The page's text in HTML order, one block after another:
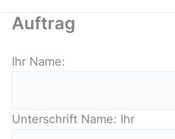
Auftrag
Ihr Name:
Unterschrift Name: Ihr